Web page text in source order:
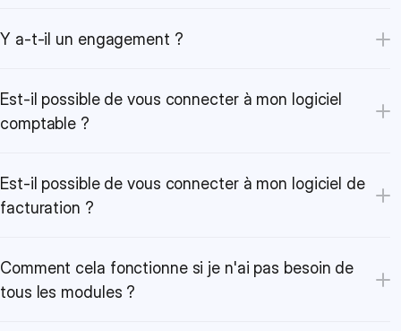
Y a-t-il un engagement ?
Est-il possible de vous connecter à mon logiciel
comptable ?
Est-il possible de vous connecter à mon logiciel de
facturation ?
Comment cela fonctionne si je n'ai pas besoin de
tous les modules ?